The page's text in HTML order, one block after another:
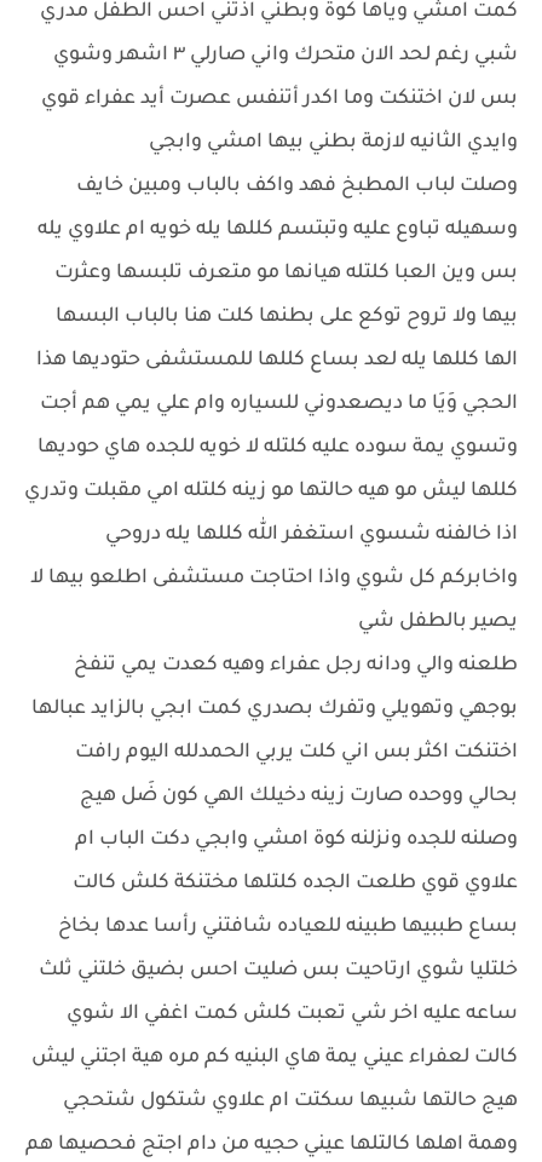
كمت امشي وياها كوة وبطني اذتني احس الطفل مدري
شبي رغم لحد الان متحرك واني صارلي ٣ اشهر وشوي
بس لان اختنكت وما اكدر أتنفس عصرت أيد عفراء قوي
وايدي الثانيه لازمة بطني بيها امشي وابجي
وصلت لباب المطبخ فهد واكف بالباب ومبين خايف
وسهيله تباوع عليه وتبتسم كللها يله خويه ام علاوي يله
بس وين العبا كلتله هيانها مو متعرف تلبسها وعثرت
بيها ولا تروح توكع على بطنها كلت هنا بالباب البسها
الها كللها يله لعد بساع كللها للمستشفى حتوديها هذا
الحجي وَيَا ما ديصعدوني للسياره وام علي يمي هم أجت
وتسوي يمة سوده عليه كلتله لا خويه للجده هاي حوديها
كللها ليش مو هيه حالتها مو زينه كلتله امي مقبلت وتدري
اذا خالفنه شسوي استغفر الله كللها يله دروحي
واخابركم كل شوي واذا احتاجت مستشفى اطلعو بيها لا
يصير بالطفل شي
طلعنه والي ودانه رجل عفراء وهيه كعدت يمي تنفخ
بوجهي وتهويلي وتفرك بصدري كمت ابجي بالزايد عبالها
اختنكت اكثر بس اني كلت يربي الحمدلله اليوم رافت
بحالي ووحده صارت زينه دخيلك الهي كون ضَل هيج
وصلنه للجده ونزلنه كوة امشي وابجي دكت الباب ام
علاوي قوي طلعت الجده كلتلها مختنكة كلش كالت
بساع طببيها طبينه للعياده شافتني رأسا عدها بخاخ
خلتليا شوي ارتاحيت بس ضليت احس بضيق خلتني ثلث
ساعه عليه اخر شي تعبت كلش كمت اغفي الا شوي
كالت لعفراء عيني يمة هاي البنيه كم مره هية اجتني ليش
هيج حالتها شبيها سكتت ام علاوي شتكول شتحجي
وهمة اهلها كالتلها عيني حجيه من دام اجتج فحصيها هم